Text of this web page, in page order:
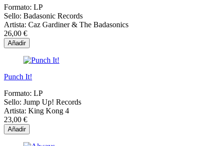
Formato: LP
Sello: Badasonic Records
Artista: Caz Gardiner & The Badasonics
26,00 €
Añadir
Punch It!
Formato: LP
Sello: Jump Up! Records
Artista: King Kong 4
23,00 €
Añadir